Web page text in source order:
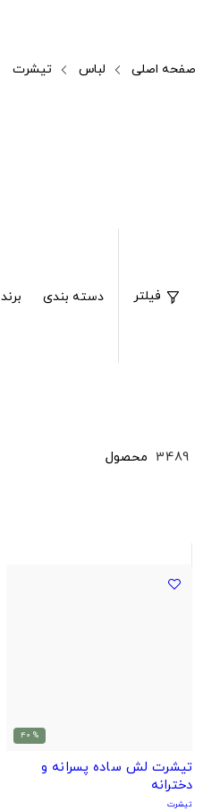
صفحه اصلی لباس تیشرت
فیلتر دسته بندی برند
3489 محصول
% 40
تیشرت لش ساده پسرانه و
دخترانه
تیشرت